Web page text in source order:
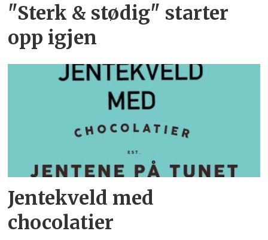
"Sterk & stødig" starter
opp igjen
Jentekveld med
chocolatier